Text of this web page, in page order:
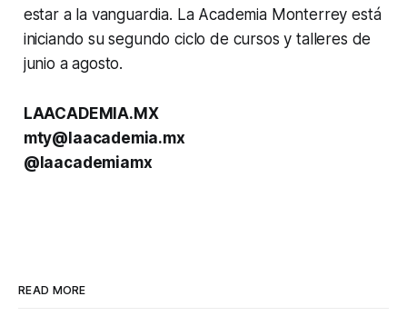
estar a la vanguardia. La Academia Monterrey está
iniciando su segundo ciclo de cursos y talleres de
junio a agosto.
LAACADEMIA.MX
mty@laacademia.mx
@laacademiamx
READ MORE